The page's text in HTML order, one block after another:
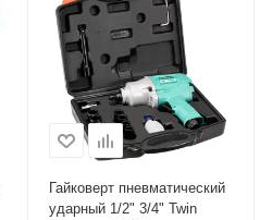
Гайковерт пневматический
ударный 1/2" 3/4" Twin